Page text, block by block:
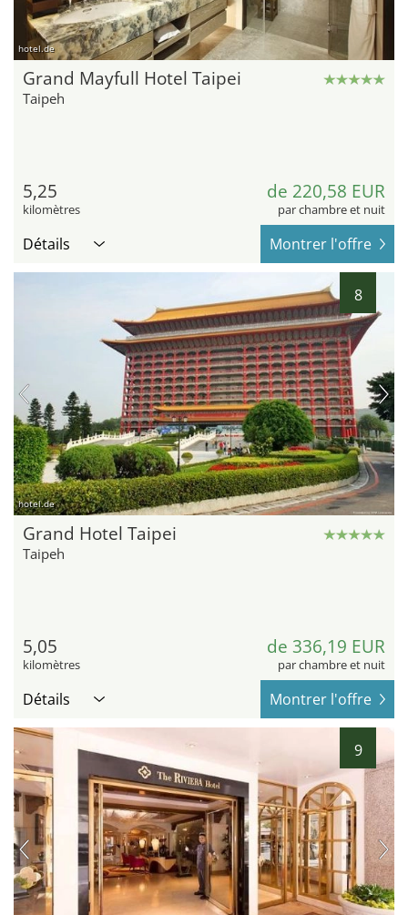
hotel.de
Grand Mayfull Hotel Taipei
Taipeh
5,25
kilomètres
de 220,58 EUR
par chambre et nuit
Détails Montrer l'offre
8
hotel.de
Grand Hotel Taipei
Taipeh
5,05
kilomètres
de 336,19 EUR
par chambre et nuit
Détails Montrer l'offre
9